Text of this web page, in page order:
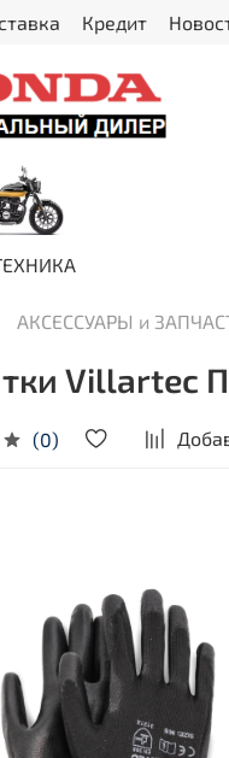
Кредит
АКСЕССУАРЫ и
Villartec
(0)